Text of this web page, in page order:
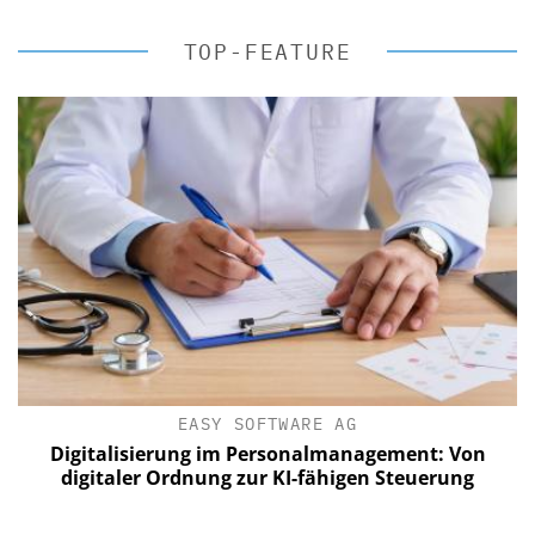
TOP-FEATURE
EASY SOFTWARE AG
Digitalisierung im Personalmanagement: Von
digitaler Ordnung zur KI-fähigen Steuerung